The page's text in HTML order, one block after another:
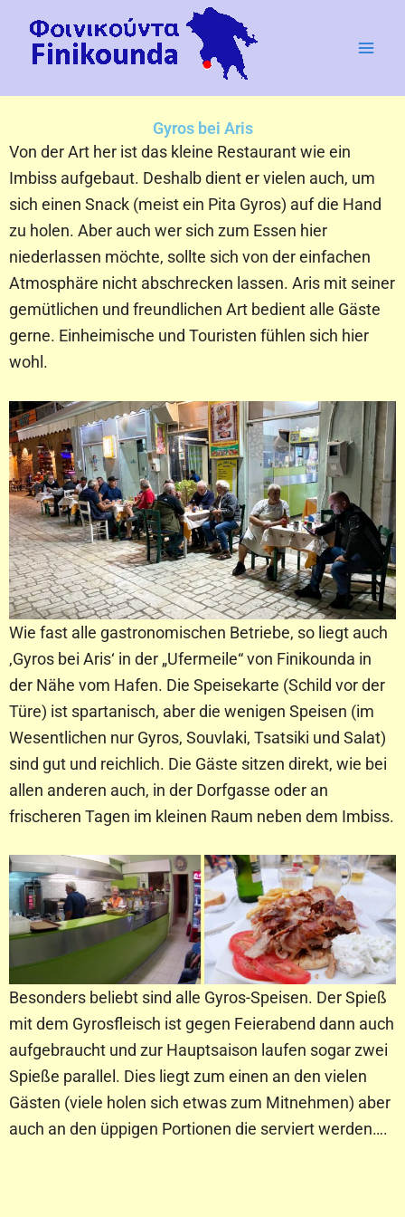
Inhalt
springen
Gyros bei Aris
Von der Art her ist das kleine Restaurant wie ein
Imbiss aufgebaut. Deshalb dient er vielen auch, um
sich einen Snack (meist ein Pita Gyros) auf die Hand
zu holen. Aber auch wer sich zum Essen hier
niederlassen möchte, sollte sich von der einfachen
Atmosphäre nicht abschrecken lassen. Aris mit seiner
gemütlichen und freundlichen Art bedient alle Gäste
gerne. Einheimische und Touristen fühlen sich hier
wohl.
Wie fast alle gastronomischen Betriebe, so liegt auch
‚Gyros bei Aris‘ in der „Ufermeile“ von Finikounda in
der Nähe vom Hafen. Die Speisekarte (Schild vor der
Türe) ist spartanisch, aber die wenigen Speisen (im
Wesentlichen nur Gyros, Souvlaki, Tsatsiki und Salat)
sind gut und reichlich. Die Gäste sitzen direkt, wie bei
allen anderen auch, in der Dorfgasse oder an
frischeren Tagen im kleinen Raum neben dem Imbiss.
Besonders beliebt sind alle Gyros-Speisen. Der Spieß
mit dem Gyrosfleisch ist gegen Feierabend dann auch
aufgebraucht und zur Hauptsaison laufen sogar zwei
Spieße parallel. Dies liegt zum einen an den vielen
Gästen (viele holen sich etwas zum Mitnehmen) aber
auch an den üppigen Portionen die serviert werden….